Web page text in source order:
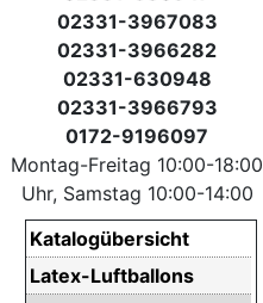
02331-3967083
02331-3966282
02331-630948
02331-3966793
0172-9196097
Montag-Freitag 10:00-18:00
Uhr, Samstag 10:00-14:00
Katalogübersicht
Latex-Luftballons